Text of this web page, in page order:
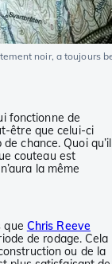
noir, a toujours
fonctionne de
être que celui-ci
chance. Quoi qu’il
couteau est
la même
que Chris Reeve
de rodage. Cela
ou de la